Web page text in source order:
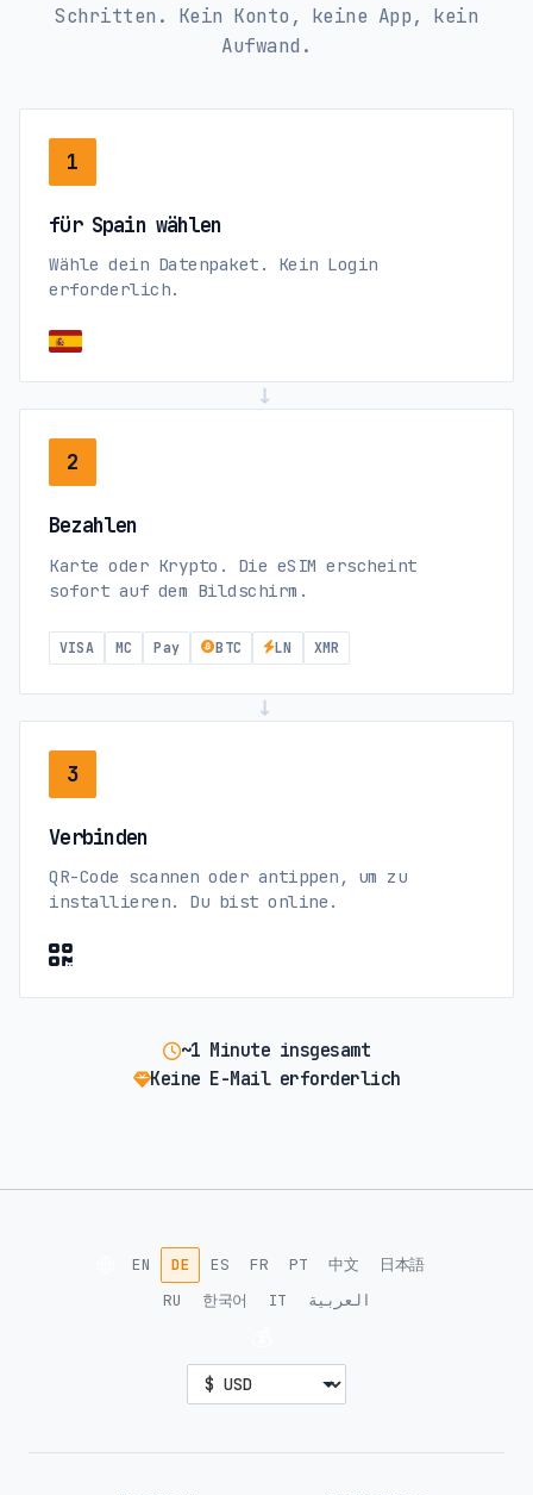
Schritten. Kein Konto, keine App, kein
Aufwand.
1
für Spain wählen
Wähle dein Datenpaket. Kein Login
erforderlich.
→
2
Bezahlen
Karte oder Krypto. Die eSIM erscheint
sofort auf dem Bildschirm.
VISA MC Pay BTC LN XMR
3
Verbinden
QR-Code scannen oder antippen, um zu
installieren. Du bist online.
~1 Minute insgesamt
Keine E-Mail erforderlich
EN DE ES FR PT 中文
日本語
RU
한국어 IT العربية